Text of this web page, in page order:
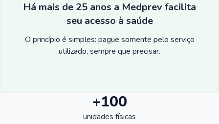
Há mais de 25 anos a Medprev facilita
seu acesso à saúde
O princípio é simples: pague somente pelo serviço
utilizado, sempre que precisar.
+100
unidades físicas